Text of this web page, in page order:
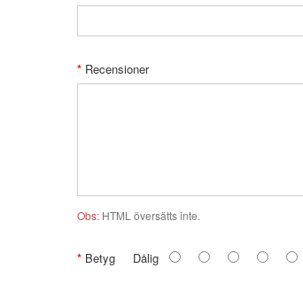
Recensioner
Obs: HTML översätts inte.
Betyg Dålig